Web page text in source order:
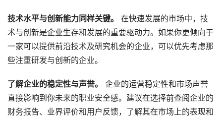
技术水平与创新能力同样关键。
在快速发展的市场中，技
术与创新是企业生存和发展的重要驱动力。如果你更倾向于
一家可以提供前沿技术及研究机会的企业，可以优先考虑那
些注重研发与创新的企业。
了解企业的稳定性与声誉。
企业的运营稳定性和市场声誉
直接影响到你未来的职业安全感。建议在选择前查阅企业的
财务报告、业界评价和用户反馈，了解其在市场上的表现和